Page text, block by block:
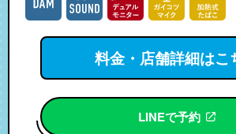
料金・店舗詳細はこ
LINEで予約